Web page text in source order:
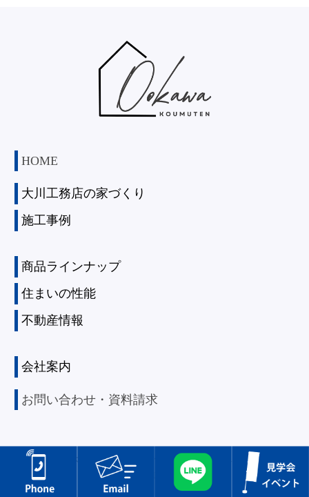
HOME
大川工務店の家づくり
施工事例
商品ラインナップ
住まいの性能
不動産情報
会社案内
お問い合わせ・資料請求
Copyright ©
兵庫・大阪の注文住宅リフォーム｜尼崎市で創業100年以上｜株式会社
大川工務店.
All rights reserved.